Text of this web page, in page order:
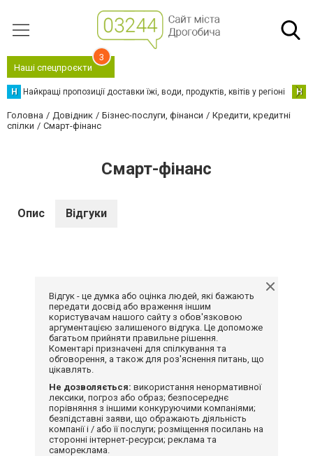
Наші спецпроєкти
3
Н Найкращі пропозиції доставки їжі, води, продуктів, квітів у регіоні Н
Головна Довідник Бізнес-послуги, фінанси
Кредити, кредитні
спілки
Смарт-фінанс
Смарт-фінанс
Опис Відгуки
Відгук - це думка або оцінка людей, які бажають
передати досвід або враження іншим
користувачам нашого сайту з обов'язковою
аргументацією залишеного відгука. Це допоможе
багатьом прийняти правильне рішення.
Коментарі призначені для спілкування та
обговорення, а також для роз'яснення питань, що
цікавлять.
Не дозволяється: використання ненормативної
лексики, погроз або образ; безпосереднє
порівняння з іншими конкуруючими компаніями;
безпідставні заяви, що ображають діяльність
компанії і / або її послуги; розміщення посилань на
сторонні інтернет-ресурси; реклама та
самореклама.